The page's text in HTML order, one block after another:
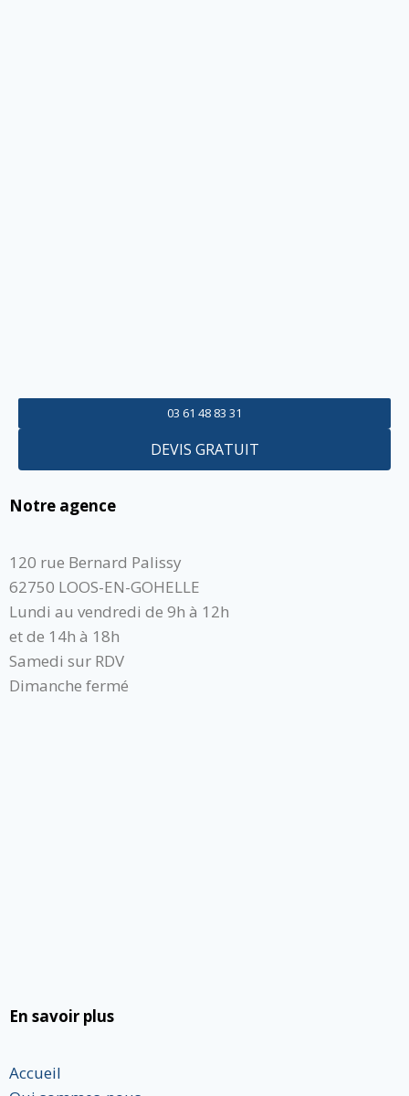
03 61 48 83 31
DEVIS GRATUIT
Notre agence
120 rue Bernard Palissy
62750 LOOS-EN-GOHELLE
Lundi au vendredi de 9h à 12h
et de 14h à 18h
Samedi sur RDV
Dimanche fermé
En savoir plus
Accueil